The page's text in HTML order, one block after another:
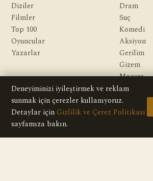
Diziler
Filmler
Top 100
Oyuncular
Yazarlar
Dram
Suç
Komedi
Aksiyon
Gerilim
Gizem
Macera
Bilim
KURUMSAL
Hakkımızda
Deneyiminizi iyileştirmek ve reklam
sunmak için çerezler kullanıyoruz.
Detaylar için Gizlilik ve Çerez Politikası
sayfamıza bakın.